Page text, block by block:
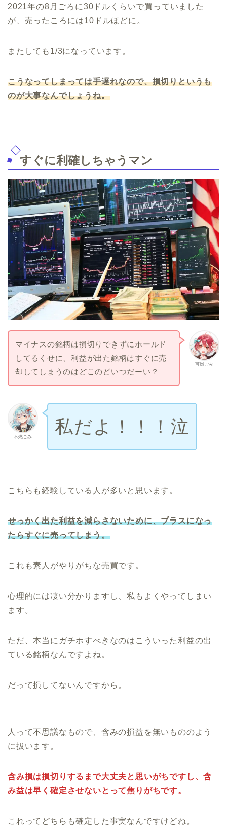
2021年の8月ごろに30ドルくらいで買っていました
が、売ったころには10ドルほどに。
またしても1/3になっています。
こうなってしまっては手遅れなので、損切りというも
のが大事なんでしょうね。
すぐに利確しちゃうマン
可燃ごみ
マイナスの銘柄は損切りできずにホールド
してるくせに、利益が出た銘柄はすぐに売
却してしまうのはどこのどいつだーい？
不燃ごみ
私だよ！！！泣
こちらも経験している人が多いと思います。
せっかく出た利益を減らさないために、プラスになっ
たらすぐに売ってしまう。
これも素人がやりがちな売買です。
心理的には凄い分かりますし、私もよくやってしまい
ます。
ただ、本当にガチホすべきなのはこういった利益の出
ている銘柄なんですよね。
だって損してないんですから。
人って不思議なもので、含みの損益を無いもののよう
に扱います。
含み損は損切りするまで大丈夫と思いがちですし、含
み益は早く確定させないとって焦りがちです。
これってどちらも確定した事実なんですけどね。